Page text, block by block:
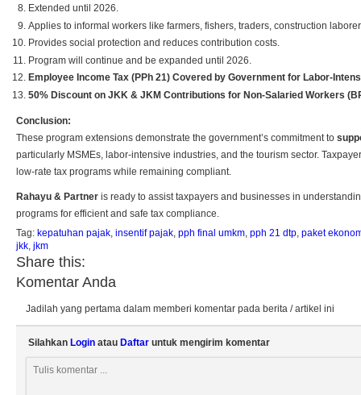
Extended until 2026.
Applies to informal workers like farmers, fishers, traders, construction
Provides social protection and reduces contribution costs.
Program will continue and be expanded until 2026.
Employee Income Tax (PPh 21) Covered by Government for Labor-
50% Discount on JKK & JKM Contributions for Non-Salaried Workers
Conclusion:
These program extensions demonstrate the government’s commitment to
particularly MSMEs, labor-intensive industries, and the tourism sector.
low-rate tax programs while remaining compliant.
Rahayu & Partneris ready to assist taxpayers and businesses in
programs for efficient and safe tax compliance.
Tag: kepatuhan pajak, insentif pajak, pph final umkm, pph 21 dtp, paket
jkk, jkm
Share this:
Komentar Anda
Jadilah yang pertama dalam memberi komentar pada berita / artikel ini
SilahkanLogin atauDaftar untuk mengirim komentar